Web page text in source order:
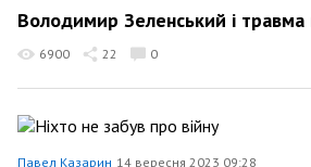
Володимир Зеленський і травма
6900 22 0
Павел Казарин 14 вересня 2023 09:28